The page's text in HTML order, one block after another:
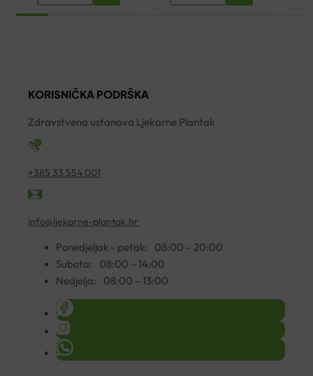
MULTIVITAMIN
MAKULIN
KORISNIČKA PODRŠKA
Zdravstvena ustanova Ljekarne Plantak
+385 33 554 001
info@ljekarne-plantak.hr
Ponedjeljak - petak:
08:00 – 20:00
Subota:
08:00 – 14:00
Nedjelja:
08:00 – 13:00